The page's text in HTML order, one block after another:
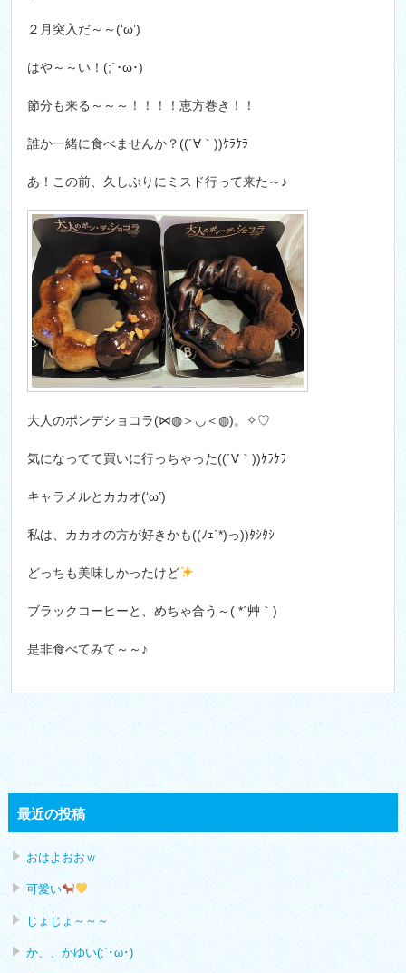
２月突入だ～～(‘ω’)
はや～～い！(;´･ω･)
節分も来る～～～！！！！恵方巻き！！
誰か一緒に食べませんか？((´∀｀))ｹﾗｹﾗ
あ！この前、久しぶりにミスド行って来た～♪
大人のポンデショコラ(⋈◍＞◡＜◍)。✧♡
気になってて買いに行っちゃった((´∀｀))ｹﾗｹﾗ
キャラメルとカカオ(‘ω’)
私は、カカオの方が好きかも((ﾉｪ`*)っ))ﾀｼﾀｼ
どっちも美味しかったけど
ブラックコーヒーと、めちゃ合う～( *´艸｀)
是非食べてみて～～♪
最近の投稿
おはよおおｗ
可愛い
じょじょ～～～
か、、かゆい(;´･ω･)